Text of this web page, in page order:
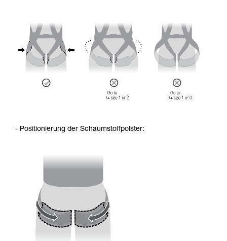
- Positionierung der Schaumstoffpolster: